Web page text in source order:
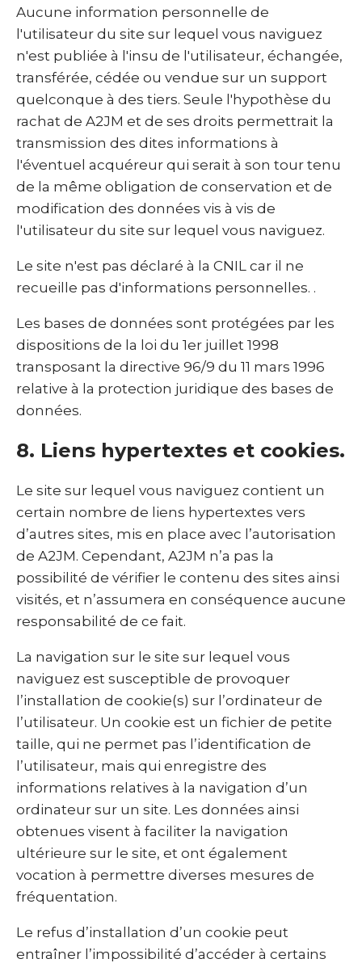
Aucune information personnelle de
l'utilisateur du site sur lequel vous naviguez
n'est publiée à l'insu de l'utilisateur, échangée,
transférée, cédée ou vendue sur un support
quelconque à des tiers. Seule l'hypothèse du
rachat de A2JM et de ses droits permettrait la
transmission des dites informations à
l'éventuel acquéreur qui serait à son tour tenu
de la même obligation de conservation et de
modification des données vis à vis de
l'utilisateur du site sur lequel vous naviguez.
Le site n'est pas déclaré à la CNIL car il ne
recueille pas d'informations personnelles. .
Les bases de données sont protégées par les
dispositions de la loi du 1er juillet 1998
transposant la directive 96/9 du 11 mars 1996
relative à la protection juridique des bases de
données.
8. Liens hypertextes et cookies.
Le site sur lequel vous naviguez contient un
certain nombre de liens hypertextes vers
d’autres sites, mis en place avec l’autorisation
de A2JM. Cependant, A2JM n’a pas la
possibilité de vérifier le contenu des sites ainsi
visités, et n’assumera en conséquence aucune
responsabilité de ce fait.
La navigation sur le site sur lequel vous
naviguez est susceptible de provoquer
l’installation de cookie(s) sur l’ordinateur de
l’utilisateur. Un cookie est un fichier de petite
taille, qui ne permet pas l’identification de
l’utilisateur, mais qui enregistre des
informations relatives à la navigation d’un
ordinateur sur un site. Les données ainsi
obtenues visent à faciliter la navigation
ultérieure sur le site, et ont également
vocation à permettre diverses mesures de
fréquentation.
Le refus d’installation d’un cookie peut
entraîner l’impossibilité d’accéder à certains